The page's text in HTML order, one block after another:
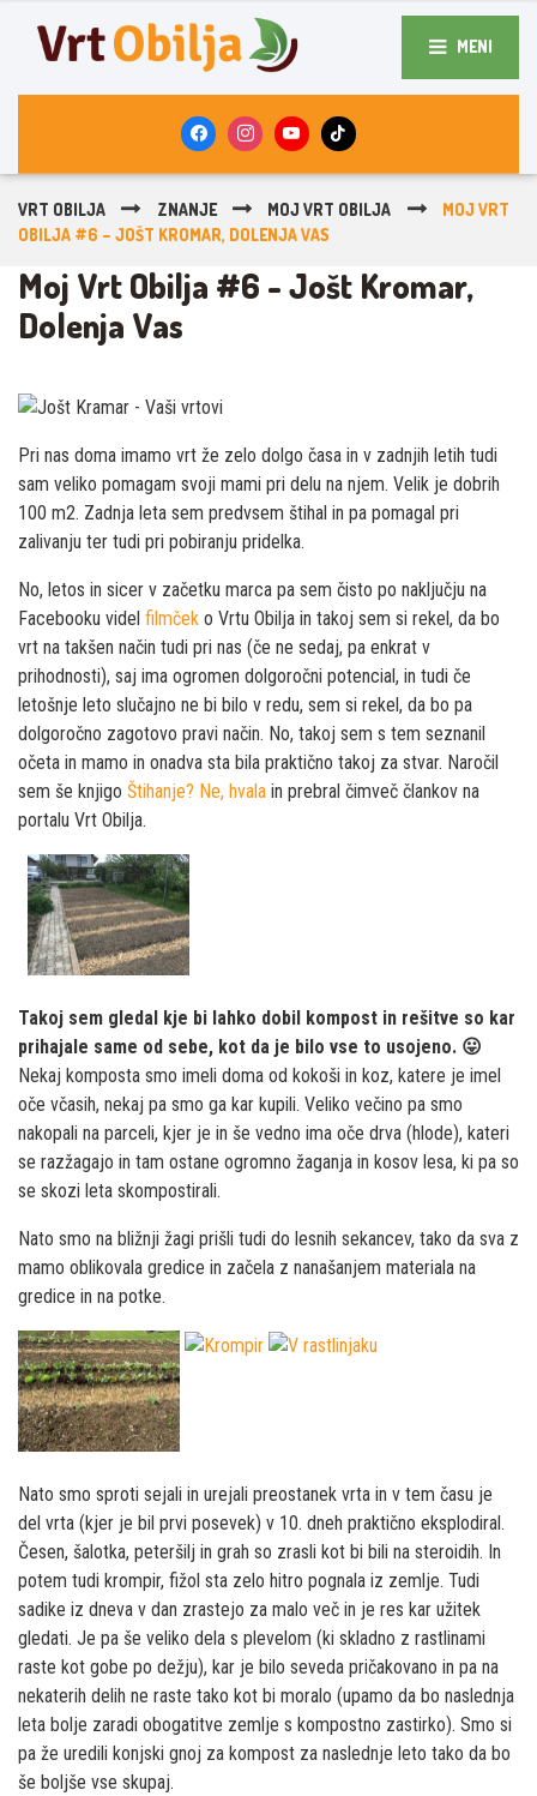
MENI
VRT OBILJA ZNANJE MOJ VRT OBILJA
MOJ VRT
OBILJA #6 – JOŠT KROMAR, DOLENJA VAS
Moj Vrt Obilja #6 - Jošt Kromar,
Dolenja Vas
Pri nas doma imamo vrt že zelo dolgo časa in v zadnjih letih tudi
sam veliko pomagam svoji mami pri delu na njem. Velik je dobrih
100 m2. Zadnja leta sem predvsem štihal in pa pomagal pri
zalivanju ter tudi pri pobiranju pridelka.
No, letos in sicer v začetku marca pa sem čisto po naključju na
Facebooku videl filmček o Vrtu Obilja in takoj sem si rekel, da bo
vrt na takšen način tudi pri nas (če ne sedaj, pa enkrat v
prihodnosti), saj ima ogromen dolgoročni potencial, in tudi če
letošnje leto slučajno ne bi bilo v redu, sem si rekel, da bo pa
dolgoročno zagotovo pravi način. No, takoj sem s tem seznanil
očeta in mamo in onadva sta bila praktično takoj za stvar. Naročil
sem še knjigo Štihanje? Ne, hvala in prebral čimveč člankov na
portalu Vrt Obilja.
Takoj sem gledal kje bi lahko dobil kompost in rešitve so kar
prihajale same od sebe, kot da je bilo vse to usojeno. 😛
Nekaj komposta smo imeli doma od kokoši in koz, katere je imel
oče včasih, nekaj pa smo ga kar kupili. Veliko večino pa smo
nakopali na parceli, kjer je in še vedno ima oče drva (hlode), kateri
se razžagajo in tam ostane ogromno žaganja in kosov lesa, ki pa so
se skozi leta skompostirali.
Nato smo na bližnji žagi prišli tudi do lesnih sekancev, tako da sva z
mamo oblikovala gredice in začela z nanašanjem materiala na
gredice in na potke.
Nato smo sproti sejali in urejali preostanek vrta in v tem času je
del vrta (kjer je bil prvi posevek) v 10. dneh praktično eksplodiral.
Česen, šalotka, peteršilj in grah so zrasli kot bi bili na steroidih. In
potem tudi krompir, fižol sta zelo hitro pognala iz zemlje. Tudi
sadike iz dneva v dan zrastejo za malo več in je res kar užitek
gledati. Je pa še veliko dela s plevelom (ki skladno z rastlinami
raste kot gobe po dežju), kar je bilo seveda pričakovano in pa na
nekaterih delih ne raste tako kot bi moralo (upamo da bo naslednja
leta bolje zaradi obogatitve zemlje s kompostno zastirko). Smo si
pa že uredili konjski gnoj za kompost za naslednje leto tako da bo
še boljše vse skupaj.